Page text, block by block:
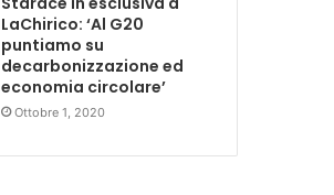
LaChirico: ‘Al G20
puntiamo su
decarbonizzazione ed
economia circolare’
Ottobre 1, 2020